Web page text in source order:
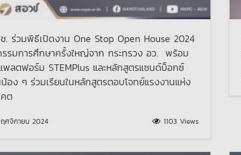
. ร่วมพิธีเปิดงาน One Stop Open House 2024
รมการศึกษาครั้งใหญ่จาก กระทรวง อว. พร้อม
พลตฟอร์ม STEMPlus และหลักสูตรแซนด์บ็อกซ์
อง ๆ ร่วมเรียนในหลักสูตรตอบโจทย์แรงงานแห่ง
ต
ศจิกายน 2024 1103 Views